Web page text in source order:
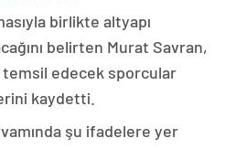
birlikte altyapı
belirten Murat Savran,
temsil edecek sporcular
kaydetti.
şu ifadelere yer